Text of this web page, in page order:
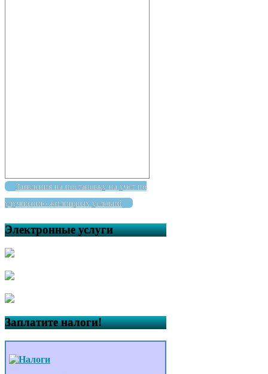
Заявления на постановку на учет по
улучшению жилищных условий
Электронные услуги
Заплатите налоги!